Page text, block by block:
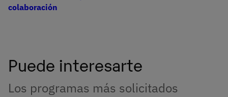
colaboración
Puede interesarte
Los programas más solicitados